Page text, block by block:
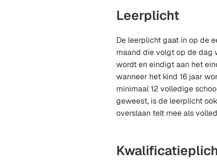
Leerplicht
De leerplicht gaat in op de
maand die volgt op de dag
wordt en eindigt aan het
wanneer het kind 16 jaar
minimaal 12 volledige
geweest, is de leerplicht
overslaan telt mee als